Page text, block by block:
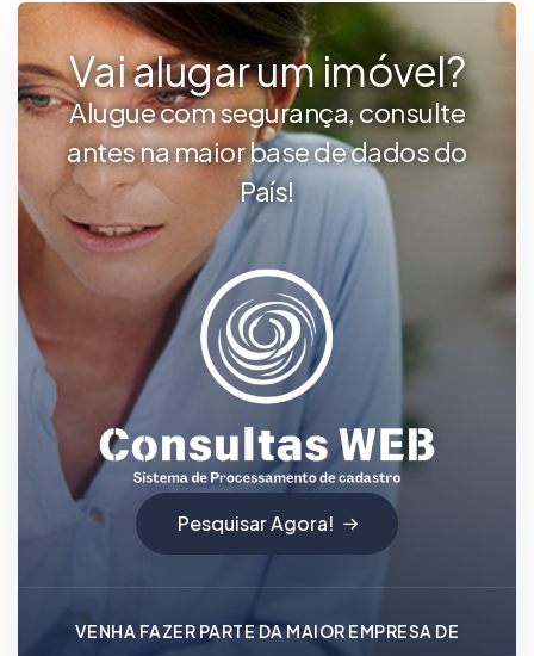
Vai alugar um imóvel?
Alugue com segurança, consulte
antes na maior base de dados do
País!
Pesquisar Agora!
VENHA FAZER PARTE DA MAIOR EMPRESA DE